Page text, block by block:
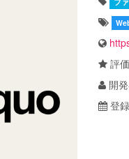
評
開
登